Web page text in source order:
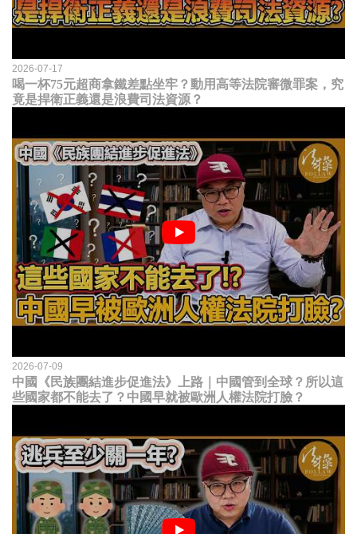
2026-07-17
喝一杯75元超商拿鐵差點坐牢？動用高等法院審微罪案，究
竟是捍衛正義還是浪費司法資源？
2026-07-09
中國《民族團結進步促進法》上路｜中國管到全球？所以這
些國家都不能去了？中國早就被歐洲人權法院打臉？